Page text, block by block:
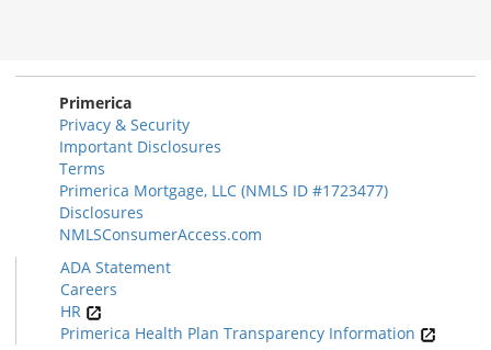
Primerica
Privacy & Security
Important Disclosures
Terms
Primerica Mortgage, LLC (NMLS ID #1723477)
Disclosures
NMLSConsumerAccess.com
ADA Statement
Careers
HR
Primerica Health Plan Transparency Information